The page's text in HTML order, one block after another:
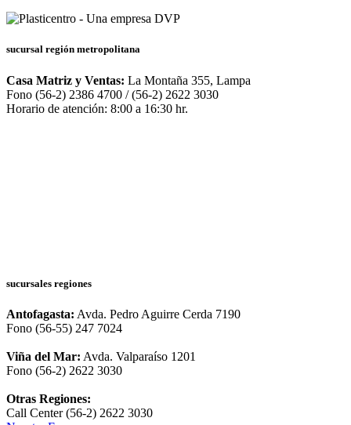
sucursal región metropolitana
Casa Matriz y Ventas: La Montaña 355, Lampa
Fono (56-2) 2386 4700 / (56-2) 2622 3030
Horario de atención: 8:00 a 16:30 hr.
sucursales regiones
Antofagasta: Avda. Pedro Aguirre Cerda 7190
Fono (56-55) 247 7024
Viña del Mar: Avda. Valparaíso 1201
Fono (56-2) 2622 3030
Otras Regiones:
Call Center (56-2) 2622 3030